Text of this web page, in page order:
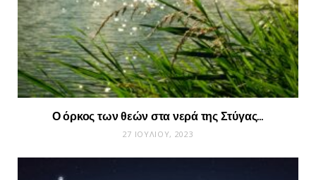
Ο όρκος των θεών στα νερά της Στύγας…
27 ΙΟΥΛΊΟΥ, 2023